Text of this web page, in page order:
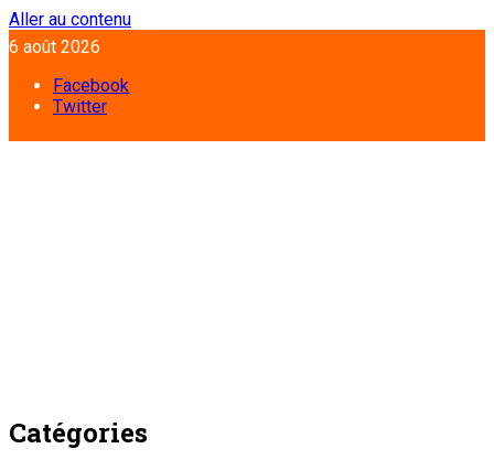
Aller au contenu
6 août 2026
Facebook
Twitter
Catégories